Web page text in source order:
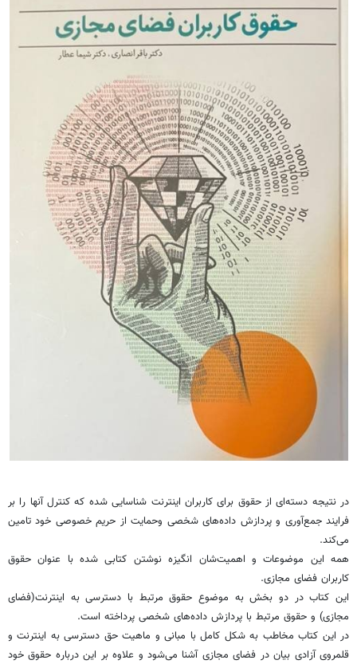
در نتیجه دسته‌ای از حقوق برای کاربران اینترنت شناسایی شده که کنترل آنها را بر
فرایند جمع‌آوری و پردازش داده‌های شخصی وحمایت از حریم خصوصی خود تامین
می‌کند.
همه این موضوعات و اهمیت‌شان انگیزه نوشتن کتابی شده با عنوان حقوق
کاربران فضای مجازی.
این کتاب در دو بخش به موضوع حقوق مرتبط با دسترسی به اینترنت(فضای
مجازی) و حقوق مرتبط با پردازش داده‌های شخصی پرداخته است.
در این کتاب مخاطب به شکل کامل با مبانی و ماهیت حق دسترسی به اینترنت و
قلمروی آزادی بیان در فضای مجازی آشنا می‌شود و علاوه بر این درباره حقوق خود